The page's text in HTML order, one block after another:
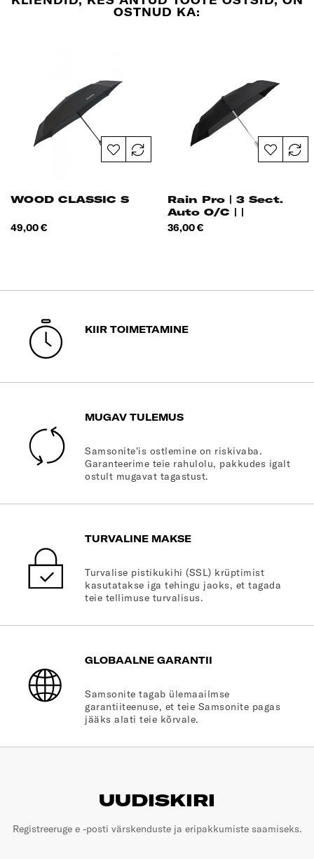
OSTNUD KA:
WOOD CLASSIC S
Hind
49,00 €
Rain Pro | 3 Sect.
Auto O/C | |
Hind
36,00 €
KIIR TOIMETAMINE
MUGAV TULEMUS
Samsonite'is ostlemine on riskivaba.
Garanteerime teie rahulolu, pakkudes igalt
ostult mugavat tagastust.
TURVALINE MAKSE
Turvalise pistikukihi (SSL) krüptimist
kasutatakse iga tehingu jaoks, et tagada
teie tellimuse turvalisus.
GLOBAALNE GARANTII
Samsonite tagab ülemaailmse
garantiiteenuse, et teie Samsonite pagas
jääks alati teie kõrvale.
UUDISKIRI
Registreeruge e -posti värskenduste ja eripakkumiste saamiseks.